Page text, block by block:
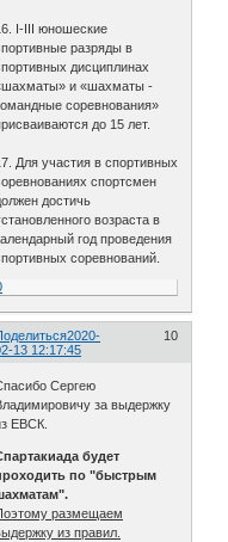
I-III юношеские
разряды в
дисциплинах
и «шахматы -
соревнования»
до 15 лет.
Для участия в спортивных
спортсмен
достичь
возраста в
год проведения
соревнований.
10
2020-
13 12:17:45
Сергею
за выдержку
ЕВСК.
будет
по "быстрым
размещаем
из правил.